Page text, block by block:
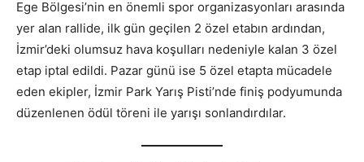
Ege Bölgesi’nin en önemli spor organizasyonları arasında
yer alan rallide, ilk gün geçilen 2 özel etabın ardından,
İzmir’deki olumsuz hava koşulları nedeniyle kalan 3 özel
etap iptal edildi. Pazar günü ise 5 özel etapta mücadele
eden ekipler, İzmir Park Yarış Pisti’nde finiş podyumunda
düzenlenen ödül töreni ile yarışı sonlandırdılar.